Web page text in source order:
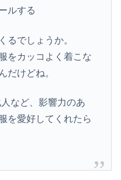
ルする
るでしょうか。
をカッコよく着こな
だけどね。
など、影響力のあ
を愛好してくれたら